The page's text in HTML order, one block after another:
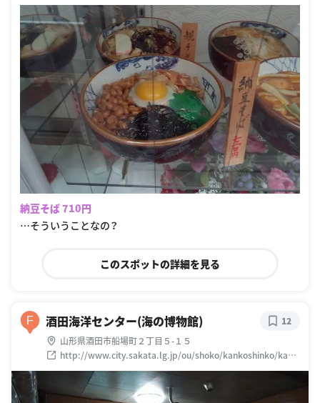
納豆そば 710円
…そういうことなの？
このスポットの詳細を見る
F 酒田海洋センター(海の博物館)
山形県酒田市船場町２丁目５-１５
http://www.city.sakata.lg.jp/ou/shoko/kankoshinko/kank
okoryu/7104.html
12